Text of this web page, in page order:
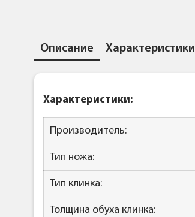
Описание Характеристики
Характеристики:
Производитель:
Тип ножа:
Тип клинка:
Толщина обуха клинка: